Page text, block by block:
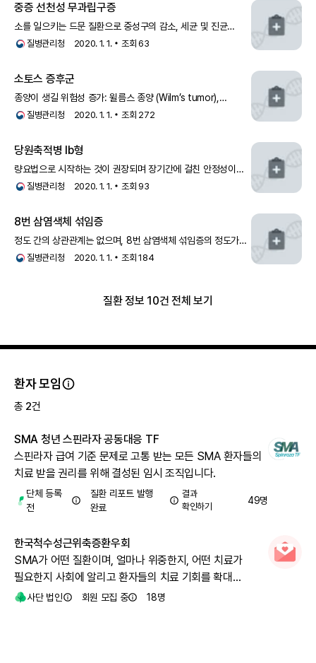
중증 선천성 무과립구증
소를 일으키는 드문 질환으로 중성구의 감소, 세균 및 진균
감염에 대한 감수성 증가, 골수이형성증후군 또는
질병관리청 2020. 1. 1. 조회63
소토스 증후군
종양이 생길 위험성 증가: 윌름스 종양 (Wilm’s tumor),
소세포폐암, 신경절교종, 신경모세포종,
질병관리청 2020. 1. 1. 조회 272
당원축적병 Ib형
량요법으로 시작하는 것이 권장되며 장기간에 걸친 안정성이
아직 확립되지 않았으므로 비장비대와 비장기능항진증，
필요하다. 참고문헌
질병관리청 2020. 1. 1. 조회 93
8번 삼염색체 섞임증
정도 간의 상관관계는 없으며, 8번 삼염색체 섞임증의 정도가
심하면 심할수록 윌름스 종양 및 골수이형성증,
질병관리청 2020. 1. 1. 조회184
질환 정보 10건 전체 보기
환자 모임
총 2건
SMA 청년 스핀라자 공동대응 TF
스핀라자 급여 기준 문제로 고통 받는 모든 SMA 환자들의
치료 받을 권리를 위해 결성된 임시 조직입니다.
단체 등록
전
질환 리포트 발행
완료
결과
확인하기
49명
한국척수성근위축증환우회
SMA가 어떤 질환이며, 얼마나 위중한지, 어떤 치료가
필요한지 사회에 알리고 환자들의 치료 기회를 확대
시키고자 합니다.
사단 법인 회원 모집 중 18명